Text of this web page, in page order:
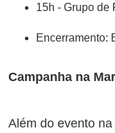
15h - Grupo de
Encerramento:
Campanha na
Além do evento